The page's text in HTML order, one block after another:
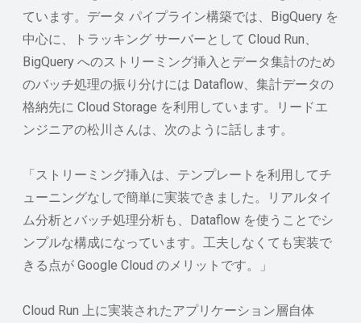
ています。データ パイプライン構築では、BigQuery を
中心に、トラッキング サーバーとして Cloud Run、
BigQuery へのストリーミング挿入とデータ集計のため
のバッチ処理の振り分けには Dataflow、集計データの
格納先に Cloud Storage を利用しています。リードエ
ンジニアの松川さんは、次のように話します。
「ストリーミング挿入は、テンプレートを利用してチ
ューニングなしで簡単に実装できました。リアルタイ
ム分析とバッチ処理分析も、Dataflow を使うことでシ
ンプルな構成になっています。工夫しなくても実装で
きる点が Google Cloud のメリットです。」
Cloud Run 上に実装されたアプリケーション層自体